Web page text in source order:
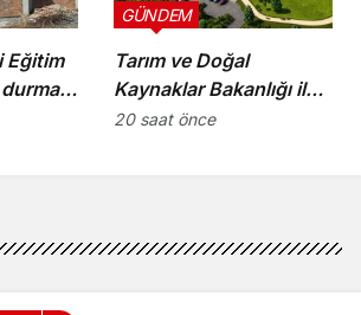
Eğitim
Tarım ve Doğal
Kaynaklar Bakanlığı ile
İnşaat Mühendisleri
GÜNDEM
20 saat önce